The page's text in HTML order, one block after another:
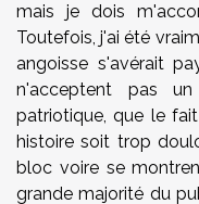
mais je dois
Toutefois, j'ai été
angoisse s'avérait
n'acceptent pas
patriotique, que le
histoire soit trop
bloc voire se
grande majorité du